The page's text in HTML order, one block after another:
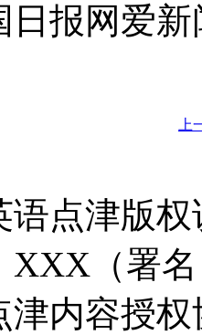
日报网爱
上
语点津版
XXX（署
津内容授